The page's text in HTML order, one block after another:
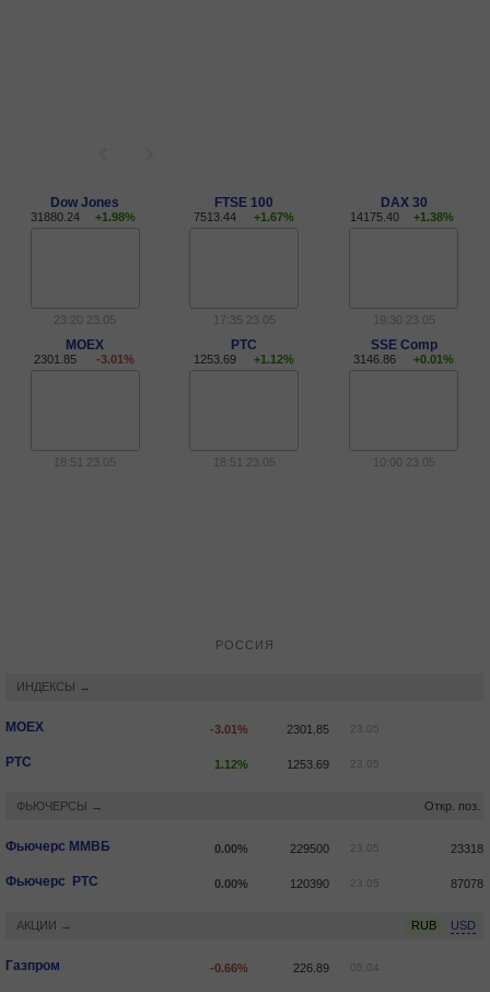
Dow Jones
31880.24 +1.98%
23:20 23.05
FTSE 100
7513.44 +1.67%
17:35 23.05
DAX 30
14175.40 +1.38%
19:30 23.05
MOEX
2301.85 -3.01%
18:51 23.05
РТС
1253.69 +1.12%
18:51 23.05
SSE Comp
3146.86 +0.01%
10:00 23.05
РОССИЯ
ИНДЕКСЫ →
MOEX -3.01% 2301.85 23.05
РТС 1.12% 1253.69 23.05
ФЬЮЧЕРСЫ → Откр. поз.
Фьючерс ММВБ 0.00% 229500 23.05 23318
Фьючерс РТС 0.00% 120390 23.05 87078
АКЦИИ → RUB USD
Газпром -0.66% 226.89 05.04